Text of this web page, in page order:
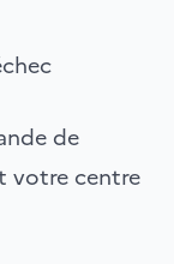
de
votre centre